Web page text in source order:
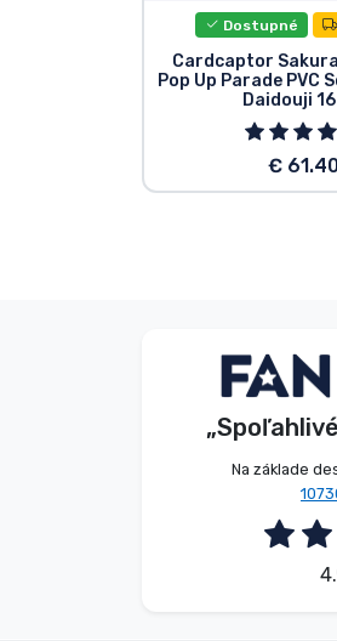
Dostupné
Cardcaptor
Pop Up Parade PVC
Daidouji
€
Na základe